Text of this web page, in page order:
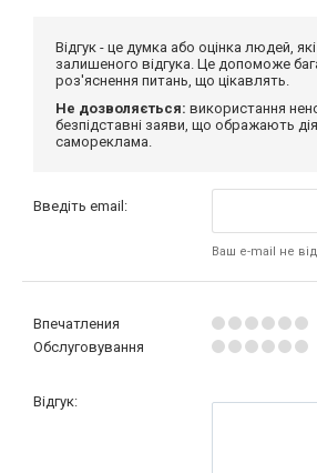
Відгук - це думка або оцінка людей,
залишеного відгука. Це допоможе
роз'яснення питань, що цікавлять.
Не дозволяється: використання
безпідставні заяви, що ображають
самореклама.
Введіть email:
Ваш e-mail не
Впечатления
Обслуговування
Відгук: